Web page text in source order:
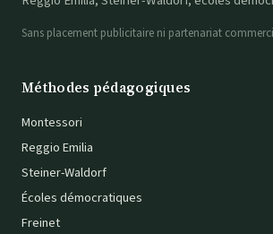
Sans placement publicitaire ni partenariat
Méthodes pédagogiques
Montessori
Reggio Emilia
Steiner-Waldorf
Écoles démocratiques
Freinet